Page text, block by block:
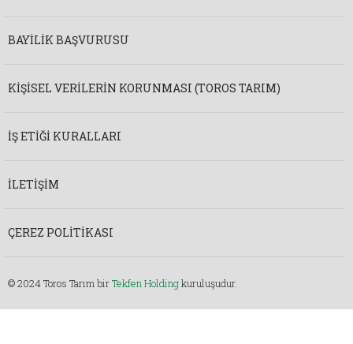
BAYILIK BAŞVURUSU
KIŞISEL VERILERIN KORUNMASI (TOROS TARIM)
İŞ ETIĞI KURALLARI
İLETIŞIM
ÇEREZ POLITIKASI
© 2024 Toros Tarım birTekfen Holdingkuruluşudur.